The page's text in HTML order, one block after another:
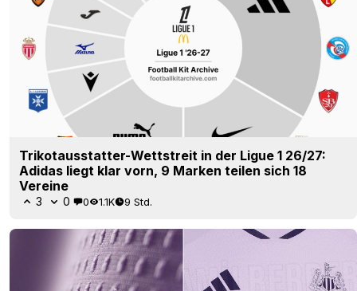
Trikotausstatter-Wettstreit in der Ligue 1 26/27:
Adidas liegt klar vorn, 9 Marken teilen sich 18
Vereine
3 0 0 1.1K 9 Std.